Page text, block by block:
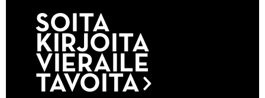
SOITA
KIRJOITA
VIERAILE
TAVOITA